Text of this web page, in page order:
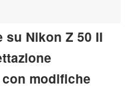
su Nikon Z 50 II
modifiche